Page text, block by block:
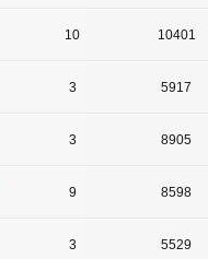
10 10401
3 5917
3 8905
9 8598
3 5529